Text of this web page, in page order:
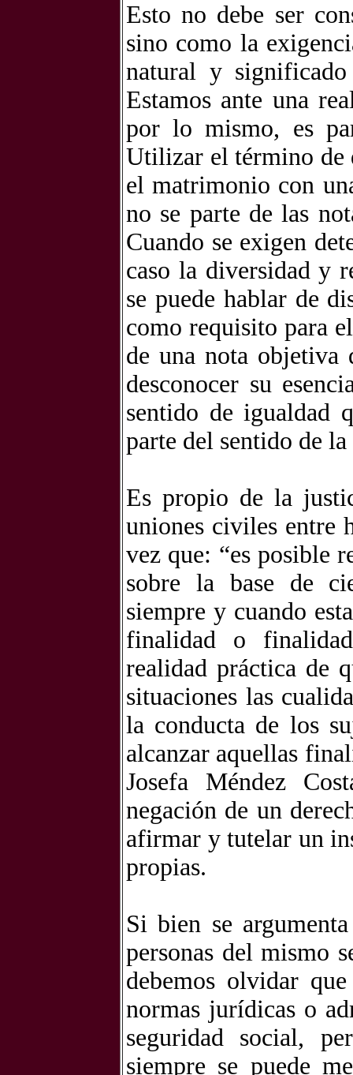
Esto no debe ser
sino como la
natural y
Estamos ante una
por lo mismo, es
Utilizar el término de
el matrimonio con
no se parte de las
Cuando se exigen
caso la diversidad y
se puede hablar de
como requisito para
de una nota objetiva
desconocer su
sentido de igualdad
parte del sentido de
Es propio de la
uniones civiles entre
vez que: “es posible
sobre la base de
siempre y cuando
finalidad o
realidad práctica de
situaciones las
la conducta de los
alcanzar aquellas
Josefa Méndez
negación de un
afirmar y tutelar un
propias.
Si bien se
personas del mismo
debemos olvidar
normas jurídicas o
seguridad social,
siempre se puede